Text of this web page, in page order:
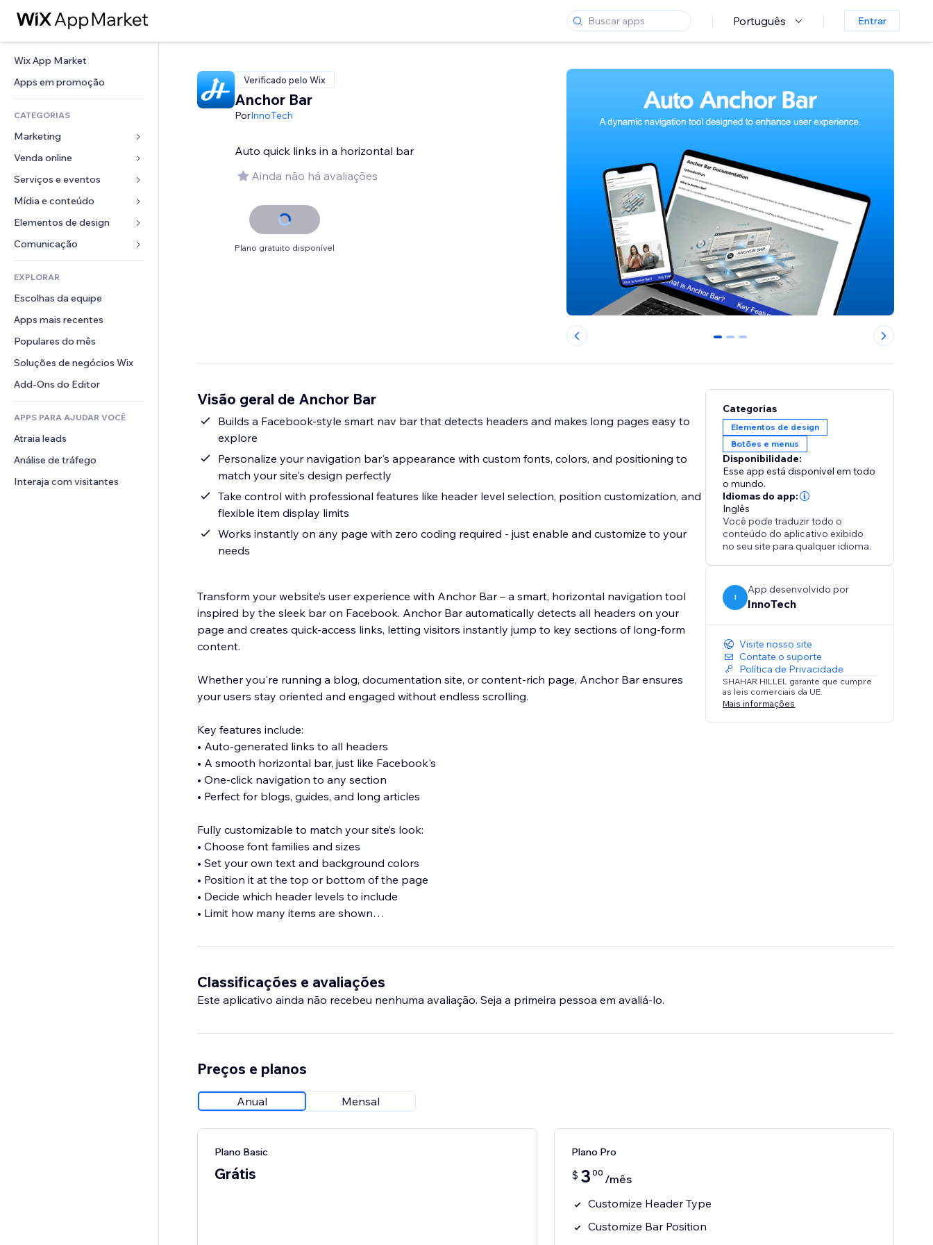
Português Entrar
Wix App Market
Apps em promoção
CATEGORIAS
Marketing
Anúncios
Mobile
Análises
Listas do site
Email
Venda online
Apps para lojas
Frete e entrega
Botões de venda
Contabilidade
Cupons e fidelidade
Soluções de armazenamento
Serviços e eventos
Hotéis
Eventos
Restaurantes
Imobiliária
Meus agendamentos
Mídia e conteúdo
Galeria
Músicas
Podcasts
Fotografia
Vídeo
PDF
Compartilhamento de arquivos
Notícias
Elementos de design
Mapas e navegação
Privacidade e segurança
Relógio
Templates de página
Efeitos de imagem
Botões e menus
Banners e selos
Calculadoras
Busca
Previsão do tempo
Tabelas e gráficos
Formulários
Enquetes
Chat
Comentários
Telefone
Comunidade
Avaliações e depoimentos
CRM
EXPLORAR
Escolhas da equipe
Apps mais recentes
Populares do mês
Soluções de negócios Wix
Add-Ons do Editor
APPS PARA AJUDAR VOCÊ
Atraia leads
Análise de tráfego
Interaja com visitantes
Verificado pelo Wix
Anchor Bar
PorInnoTech
Auto quick links in a horizontal bar
Ainda não há avaliações
Plano gratuito disponível
0 1 2
Visão geral de Anchor Bar
Builds a Facebook-style smart nav bar that detects headers and makes long pages easy to
explore
Personalize your navigation bar's appearance with custom fonts, colors, and positioning to
match your site's design perfectly
Take control with professional features like header level selection, position customization, and
flexible item display limits
Works instantly on any page with zero coding required - just enable and customize to your
needs
Transform your website’s user experience with Anchor Bar – a smart, horizontal navigation tool
inspired by the sleek bar on Facebook. Anchor Bar automatically detects all headers on your
page and creates quick-access links, letting visitors instantly jump to key sections of long-form
content.
Whether you're running a blog, documentation site, or content-rich page, Anchor Bar ensures
your users stay oriented and engaged without endless scrolling.
Key features include:
• Auto-generated links to all headers
• A smooth horizontal bar, just like Facebook's
• One-click navigation to any section
• Perfect for blogs, guides, and long articles
Fully customizable to match your site’s look:
• Choose font families and sizes
• Set your own text and background colors
• Position it at the top or bottom of the page
• Decide which header levels to include
• Limit how many items are shown
Pro version unlocks advanced control:
• More flexible bar positioning
• Custom link display limits
your site's navigation instantly.
Categorias
Elementos de design
Botões e menus
Disponibilidade:
Esse app está disponível em todo
o mundo.
Idiomas do app:
Inglês
Você pode traduzir todo o
conteúdo do aplicativo exibido
no seu site para qualquer idioma.
I
App desenvolvido por
InnoTech
Visite nosso site
Contate o suporte
Política de Privacidade
SHAHAR HILLEL garante que cumpre
as leis comerciais da UE.
Mais informações
Classificações e avaliações
Este aplicativo ainda não recebeu nenhuma avaliação. Seja a primeira pessoa em avaliá-lo.
Preços e planos
Anual Mensal
Plano Basic
Grátis
Plano Pro
$ 3 00 /mês
Customize Header Type
Customize Bar Position